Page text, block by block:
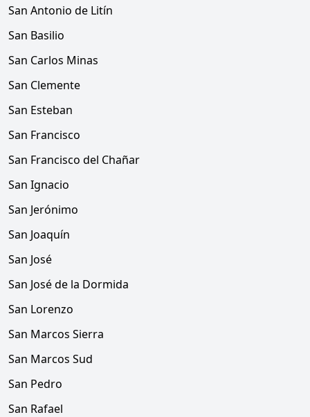
San Antonio de Litín
San Basilio
San Carlos Minas
San Clemente
San Esteban
San Francisco
San Francisco del Chañar
San Ignacio
San Jerónimo
San Joaquín
San José
San José de la Dormida
San Lorenzo
San Marcos Sierra
San Marcos Sud
San Pedro
San Rafael